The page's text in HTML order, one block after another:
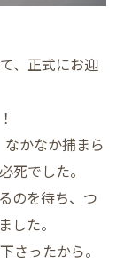
、正式にお迎
かなか捕まら
死でした。
のを待ち、つ
した。
さったから。